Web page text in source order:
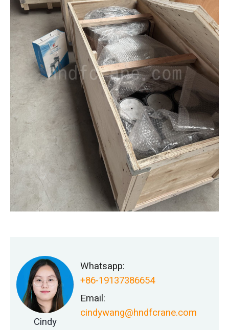
Cindy
Whatsapp:
+86-19137386654
Email:
cindywang@hndfcrane.com